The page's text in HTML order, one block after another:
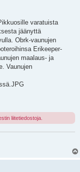
varatuista
jäänyttä
Obrk-vaunujen
Erikeeper-
maalaus- ja
Vaunujen
liitetiedostoja.